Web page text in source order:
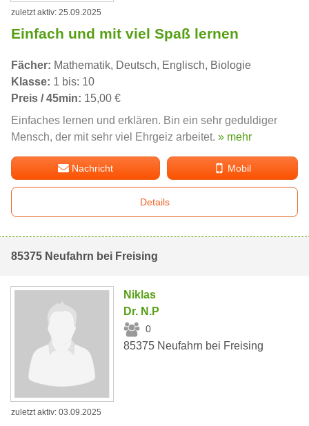
zuletzt aktiv: 25.09.2025
Einfach und mit viel Spaß lernen
Fächer: Mathematik, Deutsch, Englisch, Biologie
Klasse: 1 bis: 10
Preis / 45min: 15,00 €
Einfaches lernen und erklären. Bin ein sehr geduldiger
Mensch, der mit sehr viel Ehrgeiz arbeitet. » mehr
Nachricht Mobil
Details
85375 Neufahrn bei Freising
Niklas
Dr. N.P
0
85375 Neufahrn bei Freising
zuletzt aktiv: 03.09.2025